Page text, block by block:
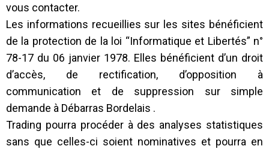
vous contacter.
Les informations recueillies sur les sites bénéficient
de la protection de la loi “Informatique et Libertés” n°
78-17 du 06 janvier 1978. Elles bénéficient d’un droit
d’accès, de rectification, d’opposition à
communication et de suppression sur simple
demande à Débarras Bordelais .
Trading pourra procéder à des analyses statistiques
sans que celles-ci soient nominatives et pourra en